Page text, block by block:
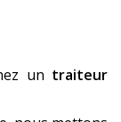
un traiteur